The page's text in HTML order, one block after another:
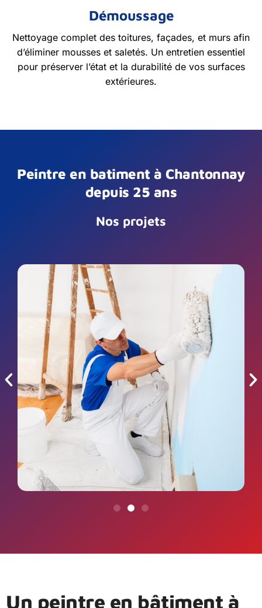
Démoussage
Nettoyage complet des toitures, façades, et murs afin
d’éliminer mousses et saletés. Un entretien essentiel
pour préserver l’état et la durabilité de vos surfaces
extérieures.
Peintre en batiment à Chantonnay
depuis 25 ans
Nos projets
Un peintre en bâtiment à